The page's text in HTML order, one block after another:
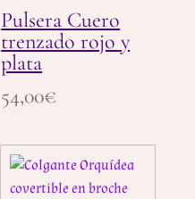
Pulsera Cuero
trenzado rojo y
plata
54,00€